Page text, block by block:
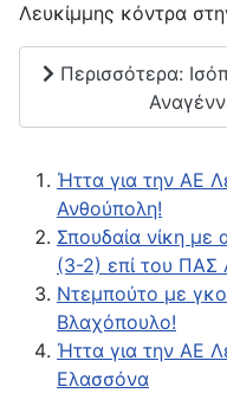
Λευκίμμης κόντρα
Περισσότερα:
Ήττα για την ΑΕ
Ανθούπολη!
Σπουδαία νίκη με
(3-2) επί του ΠΑΣ
Ντεμπούτο με
Βλαχόπουλο!
Ήττα για την ΑΕ
Ελασσόνα